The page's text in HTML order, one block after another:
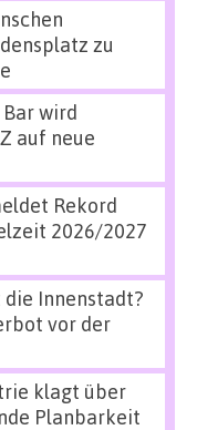
zu
wird
auf neue
Rekord
2026/2027
Innenstadt?
vor der
klagt über
Planbarkeit